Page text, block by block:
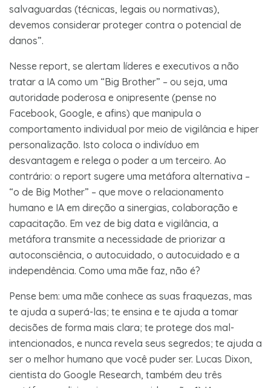
salvaguardas (técnicas, legais ou normativas),
devemos considerar proteger contra o potencial de
danos”.
Nesse report, se alertam líderes e executivos a não
tratar a IA como um “Big Brother” – ou seja, uma
autoridade poderosa e onipresente (pense no
Facebook, Google, e afins) que manipula o
comportamento individual por meio de vigilância e hiper
personalização. Isto coloca o indivíduo em
desvantagem e relega o poder a um terceiro. Ao
contrário: o report sugere uma metáfora alternativa –
“o de Big Mother” – que move o relacionamento
humano e IA em direção a sinergias, colaboração e
capacitação. Em vez de big data e vigilância, a
metáfora transmite a necessidade de priorizar a
autoconsciência, o autocuidado, o autocuidado e a
independência. Como uma mãe faz, não é?
Pense bem: uma mãe conhece as suas fraquezas, mas
te ajuda a superá-las; te ensina e te ajuda a tomar
decisões de forma mais clara; te protege dos mal-
intencionados, e nunca revela seus segredos; te ajuda a
ser o melhor humano que você puder ser. Lucas Dixon,
cientista do Google Research, também deu três